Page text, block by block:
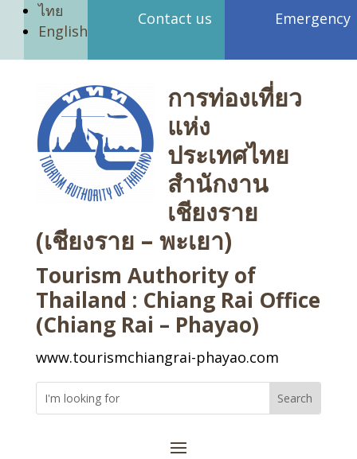
ไทย
English
Contact us Emergency
การท่องเที่ยว
แห่ง
ประเทศไทย
สำนักงาน
เชียงราย
(เชียงราย – พะเยา)
Tourism Authority of
Thailand : Chiang Rai Office
(Chiang Rai – Phayao)
www.tourismchiangrai-phayao.com